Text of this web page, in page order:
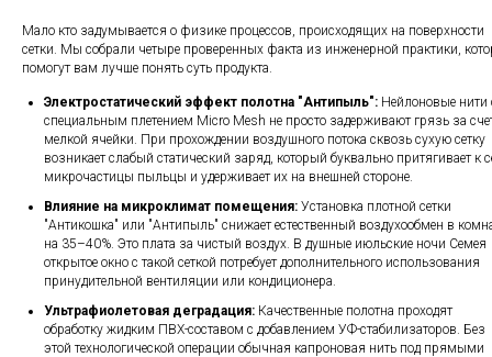
Мало кто задумывается о физике процессов, происходящих на поверхности
сетки. Мы собрали четыре проверенных факта из инженерной практики,
помогут вам лучше понять суть продукта.
Электростатический эффект полотна "Антипыль": Нейлоновые нити
специальным плетением Micro Mesh не просто задерживают грязь за
мелкой ячейки. При прохождении воздушного потока сквозь сухую сетку
возникает слабый статический заряд, который буквально притягивает к
микрочастицы пыльцы и удерживает их на внешней стороне.
Влияние на микроклимат помещения: Установка плотной сетки
"Антикошка" или "Антипыль" снижает естественный воздухообмен в
на 35–40%. Это плата за чистый воздух. В душные июльские ночи Семея
открытое окно с такой сеткой потребует дополнительного использования
принудительной вентиляции или кондиционера.
Ультрафиолетовая деградация: Качественные полотна проходят
обработку жидким ПВХ-составом с добавлением УФ-стабилизаторов. Без
этой технологической операции обычная капроновая нить под прямыми